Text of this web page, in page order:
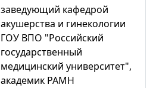
заведующий кафедрой
акушерства и гинекологии
ГОУ ВПО "Российский
государственный
медицинский университет",
академик РАМН